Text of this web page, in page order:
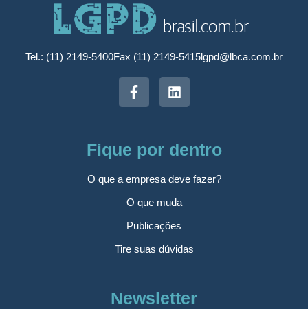
Tel.: (11) 2149-5400Fax (11) 2149-5415lgpd@lbca.com.br
Fique por dentro
O que a empresa deve fazer?
O que muda
Publicações
Tire suas dúvidas
Newsletter